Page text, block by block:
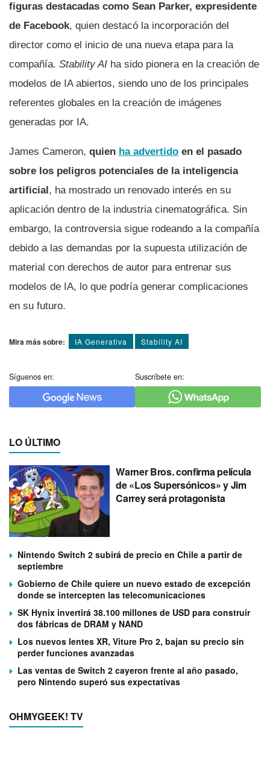
figuras destacadas como Sean Parker, expresidente
de Facebook, quien destacó la incorporación del
director como el inicio de una nueva etapa para la
compañía. Stability AI ha sido pionera en la creación de
modelos de IA abiertos, siendo uno de los principales
referentes globales en la creación de imágenes
generadas por IA.
James Cameron, quien ha advertido en el pasado
sobre los peligros potenciales de la inteligencia
artificial, ha mostrado un renovado interés en su
aplicación dentro de la industria cinematográfica. Sin
embargo, la controversia sigue rodeando a la compañía
debido a las demandas por la supuesta utilización de
material con derechos de autor para entrenar sus
modelos de IA, lo que podría generar complicaciones
en su futuro.
Mira más sobre: IA Generativa Stability AI
Síguenos en: Suscríbete en:
LO ÚLTIMO
Warner Bros. confirma película
de «Los Supersónicos» y Jim
Carrey será protagonista
Nintendo Switch 2 subirá de precio en Chile a partir de
septiembre
Gobierno de Chile quiere un nuevo estado de excepción
donde se intercepten las telecomunicaciones
SK Hynix invertirá 38.100 millones de USD para construir
dos fábricas de DRAM y NAND
Los nuevos lentes XR, Viture Pro 2, bajan su precio sin
perder funciones avanzadas
Las ventas de Switch 2 cayeron frente al año pasado,
pero Nintendo superó sus expectativas
OHMYGEEK! TV